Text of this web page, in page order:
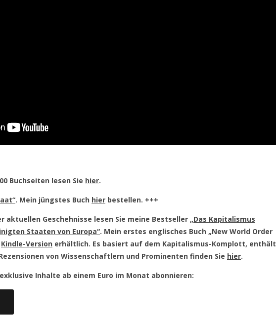
Buchseiten lesen Sie hier.
. Mein jüngstes Buch hier bestellen. +++
aktuellen Geschehnisse lesen Sie meine Bestseller „Das Kapitalismus
Staaten von Europa“. Mein erstes englisches Buch „New World Order
Kindle-Version erhältlich. Es basiert auf dem Kapitalismus-Komplott, enthält
von Wissenschaftlern und Prominenten finden Sie hier.
Inhalte ab einem Euro im Monat abonnieren: